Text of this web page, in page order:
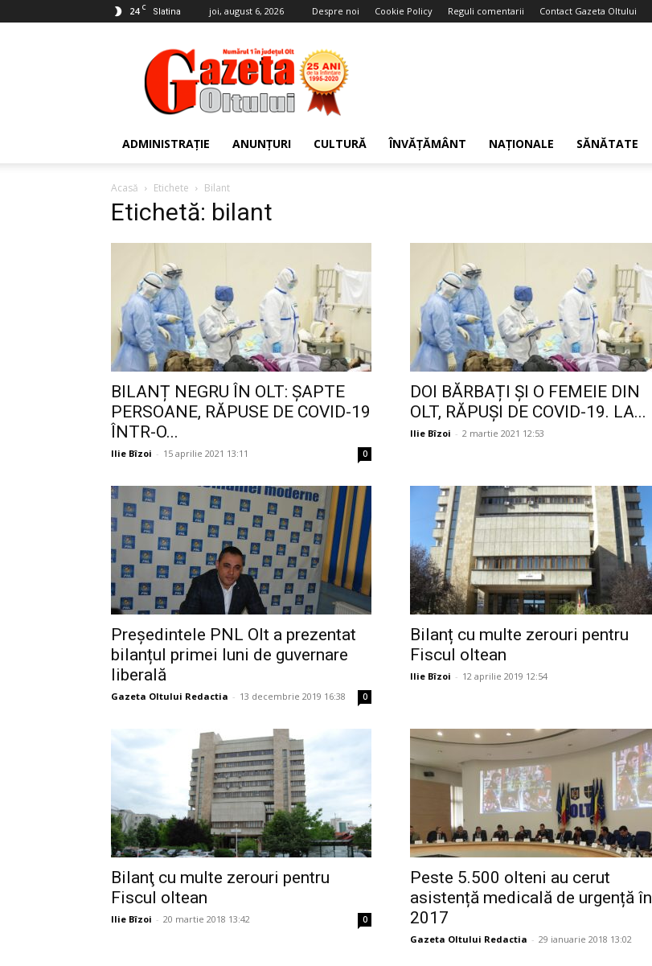
24 C Slatina joi, august 6, 2026 Despre noi Cookie Policy Reguli comentarii Contact Gazeta Oltului
Gazeta
Oltului
ADMINISTRAȚIE ANUNȚURI CULTURĂ ÎNVĂȚĂMÂNT NAȚIONALE SĂNĂTATE
Acasă Etichete Bilant
Etichetă: bilant
BILANȚ NEGRU ÎN OLT: ŞAPTE
PERSOANE, RĂPUSE DE COVID-19
ÎNTR-O...
Ilie Bîzoi - 15 aprilie 2021 13:11 0
DOI BĂRBAȚI ȘI O FEMEIE DIN
OLT, RĂPUȘI DE COVID-19. LA...
Ilie Bîzoi - 2 martie 2021 12:53
Președintele PNL Olt a prezentat
bilanțul primei luni de guvernare
liberală
Gazeta Oltului Redactia - 13 decembrie 2019 16:38 0
Bilanț cu multe zerouri pentru
Fiscul oltean
Ilie Bîzoi - 12 aprilie 2019 12:54
Bilanţ cu multe zerouri pentru
Fiscul oltean
Ilie Bîzoi - 20 martie 2018 13:42 0
Peste 5.500 olteni au cerut
asistență medicală de urgență în
2017
Gazeta Oltului Redactia - 29 ianuarie 2018 13:02